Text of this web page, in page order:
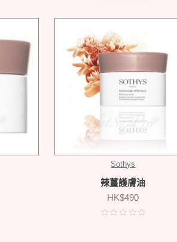
Sothys
辣薑護膚油
HK$490